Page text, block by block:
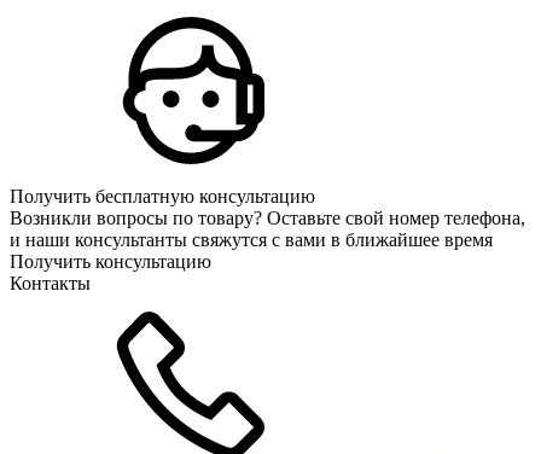
Получить бесплатную консультацию
Возникли вопросы по товару? Оставьте свой номер телефона,
и наши консультанты свяжутся с вами в ближайшее время
Получить консультацию
Контакты